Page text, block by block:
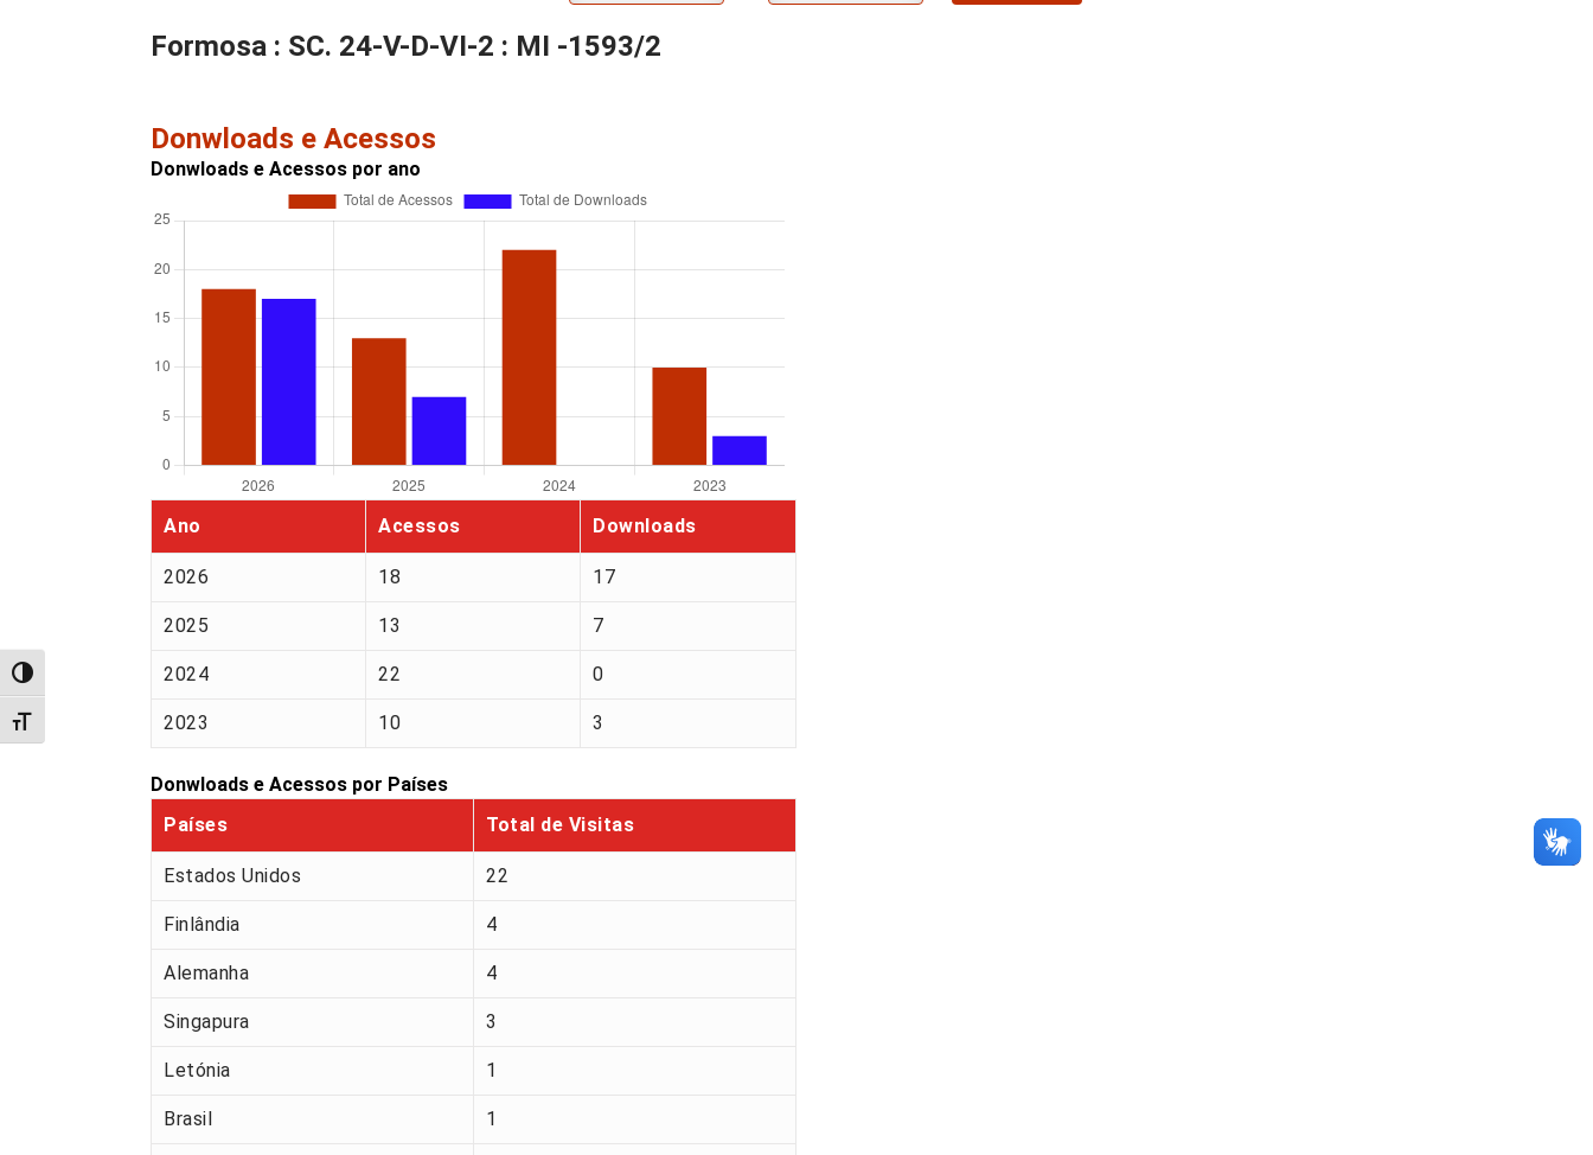
Alternar alto contraste
Alternar tamanho da fonte
Formosa : SC. 24-V-D-VI-2 : MI -1593/2
Donwloads e Acessos
Donwloads e Acessos por ano
Ano Acessos Downloads
2026 18 17
2025 13 7
2024 22 0
2023 10 3
Donwloads e Acessos por Países
Países
Total de Visitas
Estados Unidos 22
Finlândia 4
Alemanha 4
Singapura 3
Letónia 1
Brasil 1